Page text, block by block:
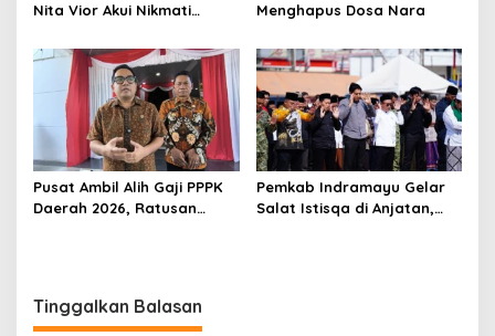
Nita Vior Akui Nikmati
Menghapus Dosa Nara
Pusat Ambil Alih Gaji PPPK
Daerah 2026, Ratusan
Pemkab Indramayu Gelar
Salat Istisqa di Anjatan,
Tinggalkan Balasan